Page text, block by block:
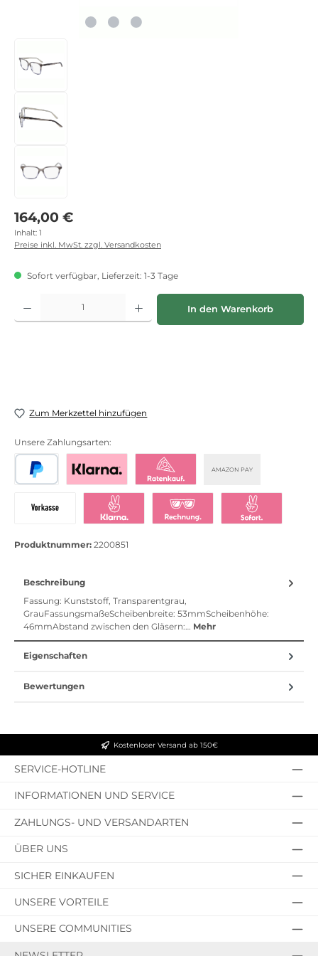
Regulärer Preis:
164,00 €
Inhalt: 1
Preise inkl. MwSt. zzgl. Versandkosten
Sofort verfügbar, Lieferzeit: 1-3 Tage
Produkt Anzahl: Gib den gewünschten Wert ein oder benutze die
In den Warenkorb
Zum Merkzettel hinzufügen
Unsere Zahlungsarten:
AMAZON PAY
Bezahlen mit KlarnaKlarna Ratenkauf
Produktnummer: 2200851
Beschreibung
Fassung: Kunststoff, Transparentgrau,
GrauFassungsmaßeScheibenbreite: 53mmScheibenhöhe:
46mmAbstand zwischen den Gläsern:… Mehr
Eigenschaften
Bewertungen
Kostenloser Versand ab 150€
SERVICE-HOTLINE
INFORMATIONEN UND SERVICE
ZAHLUNGS- UND VERSANDARTEN
ÜBER UNS
SICHER EINKAUFEN
UNSERE VORTEILE
UNSERE COMMUNITIES